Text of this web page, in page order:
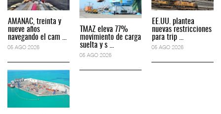
AMANAC, treinta y
nueve años
navegando el cam ...
05 AGO 2026
TMAZ eleva 77%
movimiento de carga
suelta y s ...
05 AGO 2026
EE.UU. plantea
nuevas restricciones
para trip ...
05 AGO 2026